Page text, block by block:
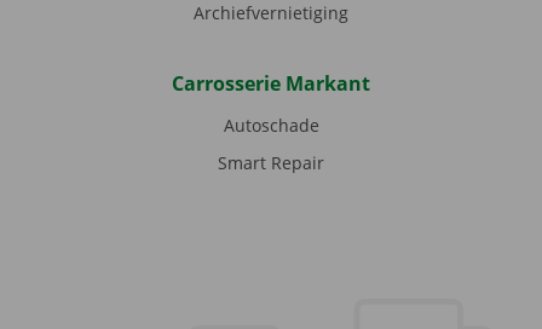
Archiefvernietiging
Carrosserie Markant
Autoschade
Smart Repair